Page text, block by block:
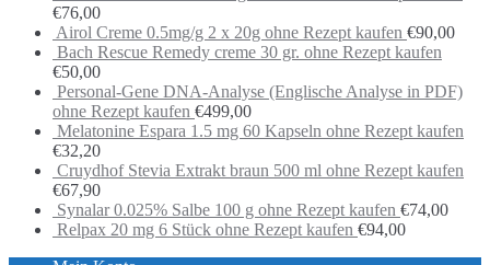
€76,00
Airol Creme 0.5mg/g 2 x 20g ohne Rezept kaufen €90,00
Bach Rescue Remedy creme 30 gr. ohne Rezept kaufen
€50,00
Personal-Gene DNA-Analyse (Englische Analyse in PDF)
ohne Rezept kaufen €499,00
Melatonine Espara 1.5 mg 60 Kapseln ohne Rezept kaufen
€32,20
Cruydhof Stevia Extrakt braun 500 ml ohne Rezept kaufen
€67,90
Synalar 0.025% Salbe 100 g ohne Rezept kaufen €74,00
Relpax 20 mg 6 Stück ohne Rezept kaufen €94,00